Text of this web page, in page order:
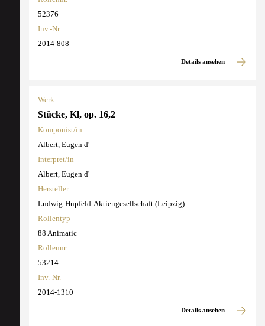
52376
Inv.-Nr.
2014-808
Details ansehen
Werk
Stücke, Kl, op. 16,2
Komponist/in
Albert, Eugen d'
Interpret/in
Albert, Eugen d'
Hersteller
Ludwig-Hupfeld-Aktiengesellschaft (Leipzig)
Rollentyp
88 Animatic
Rollennr.
53214
Inv.-Nr.
2014-1310
Details ansehen